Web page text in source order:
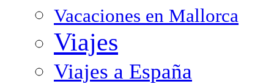
Vacaciones en Mallorca
Viajes
Viajes a España